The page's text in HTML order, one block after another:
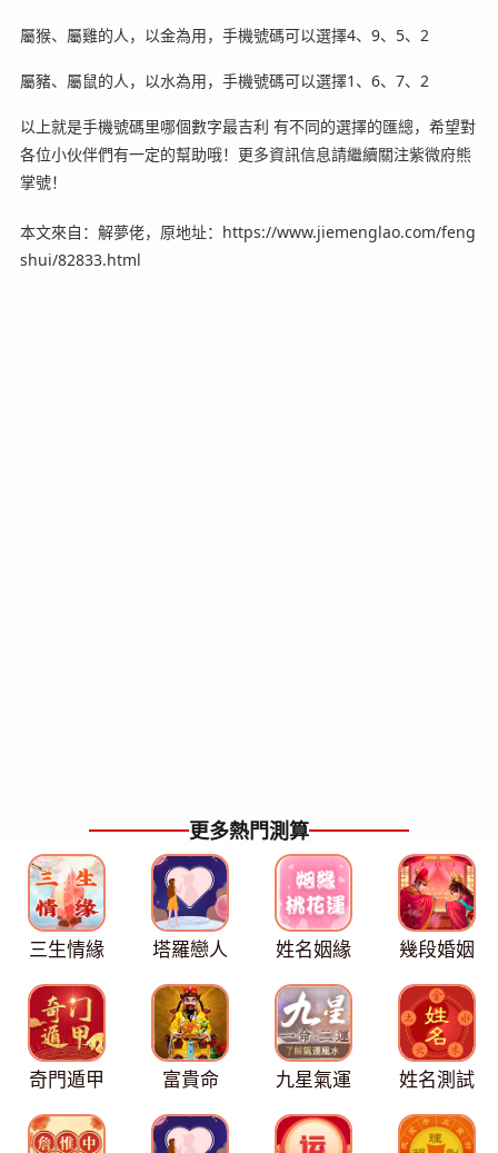
屬猴、屬雞的人，以金為用，手機號碼可以選擇4、9、5、2
屬豬、屬鼠的人，以水為用，手機號碼可以選擇1、6、7、2
以上就是手機號碼里哪個數字最吉利 有不同的選擇的匯總，希望對
各位小伙伴們有一定的幫助哦！更多資訊信息請繼續關注紫微府熊
掌號！
本文來自：解夢佬，原地址：https://www.jiemenglao.com/feng
shui/82833.html
更多熱門測算
三生情緣 塔羅戀人 姓名姻緣 幾段婚姻
奇門遁甲 富貴命 九星氣運 姓名測試